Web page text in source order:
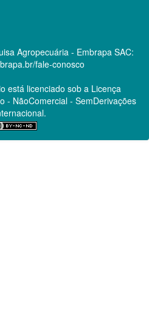
Agropecuária - Embrapa SAC:
fale-conosco
está licenciado sob a Licença
- NãoComercial - SemDerivações